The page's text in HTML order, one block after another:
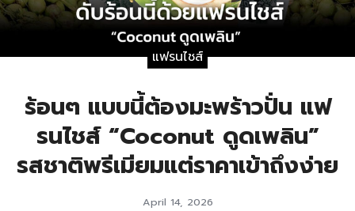
แฟรนไชส์
ร้อนๆ แบบนี้ต้องมะพร้าวปั่น แฟ
รนไชส์ “Coconut ดูดเพลิน”
รสชาติพรีเมียมแต่ราคาเข้าถึงง่าย
April 14, 2026